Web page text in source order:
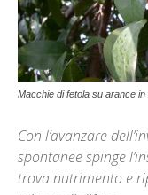
Macchie di fetola su arance
Con l’avanzare
spontanee spinge
trova nutrimento e